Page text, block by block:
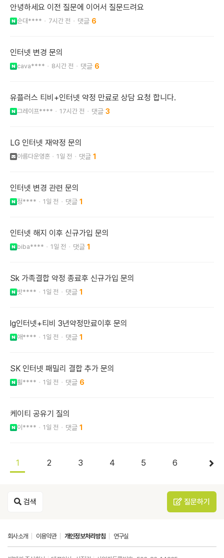
안녕하세요 이전 질문에 이어서 질문드려요
순대**** 7시간 전 6
인터넷 변경 문의
cava**** 8시간 전 6
유플러스 티비+인터넷 약정 만료로 상담 요청 합니다.
그레이프**** 17시간 전 3
LG 인터넷 재약정 문의
아름다운영혼 1일 전 1
인터넷 변경 관련 문의
정**** 1일 전 1
인터넷 해지 이후 신규가입 문의
biba**** 1일 전 1
Sk 가족결합 약정 종료후 신규가입 문의
밧**** 1일 전 1
lg인터넷+티비 3년약정만료이후 문의
애**** 1일 전 1
SK 인터넷 패밀리 결합 추가 문의
휠**** 1일 전 6
케이티 공유기 질의
이**** 1일 전 1
1 2 3 4 5 6
검색 질문하기
회사소개 이용약관 개인정보처리방침 연구실